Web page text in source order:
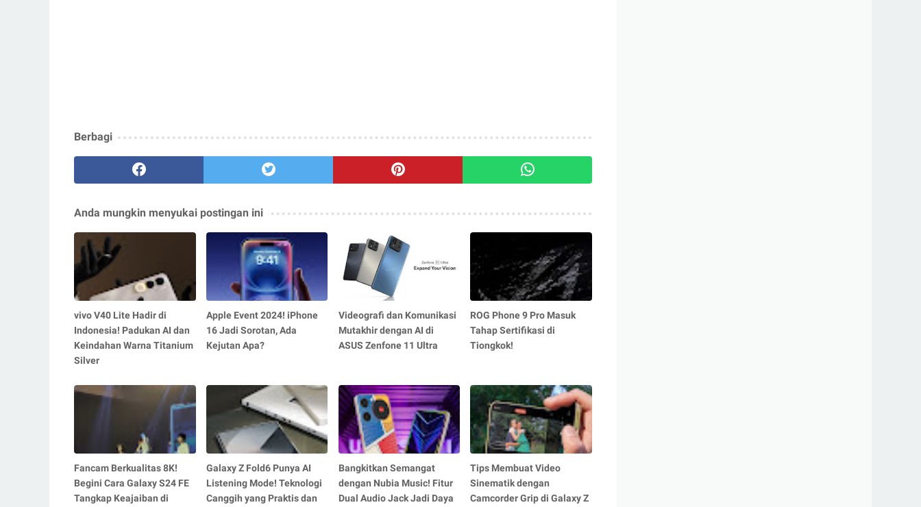
Berbagi
Anda mungkin menyukai postingan ini
vivo V40 Lite Hadir di
Indonesia! Padukan AI dan
Keindahan Warna Titanium
Silver
Apple Event 2024! iPhone
16 Jadi Sorotan, Ada
Kejutan Apa?
Videografi dan Komunikasi
Mutakhir dengan AI di
ASUS Zenfone 11 Ultra
ROG Phone 9 Pro Masuk
Tahap Sertifikasi di
Tiongkok!
Fancam Berkualitas 8K!
Begini Cara Galaxy S24 FE
Tangkap Keajaiban di
Galaxy Z Fold6 Punya AI
Listening Mode! Teknologi
Canggih yang Praktis dan
Bangkitkan Semangat
dengan Nubia Music! Fitur
Dual Audio Jack Jadi Daya
Tips Membuat Video
Sinematik dengan
Camcorder Grip di Galaxy Z